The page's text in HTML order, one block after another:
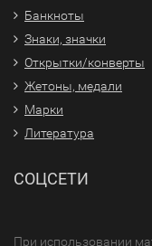
Банкноты
Знаки, значки
Открытки/конверты
Жетоны, медали
Марки
Литература
СОЦСЕТИ
При использовании